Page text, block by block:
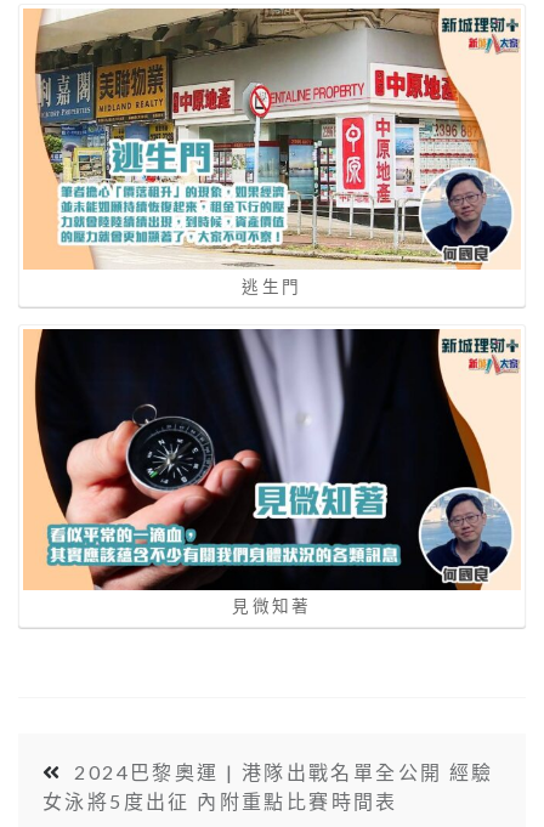
逃生門
見微知著
2024巴黎奧運 | 港隊出戰名單全公開 經驗
女泳將5度出征 內附重點比賽時間表